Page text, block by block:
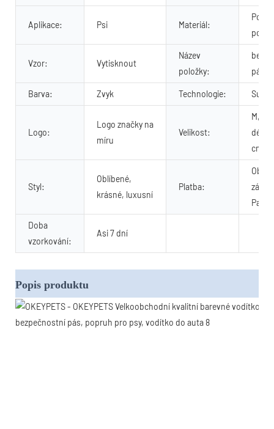
Aplikace: Psi Materiál:
Vzor: Vytisknout
Název
položky:
pás
Barva: Zvyk Technologie:
Logo:
Logo značky na
míru
Velikost:
M,
délka
cm
Styl:
Oblíbené,
krásné, luxusní
Platba:
Doba
vzorkování:
Asi 7 dní
Popis produktu